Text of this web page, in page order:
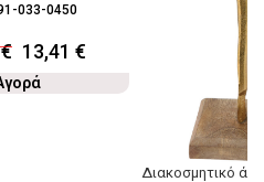
033-0450
€ 13,41 €
Διακοσμητικό